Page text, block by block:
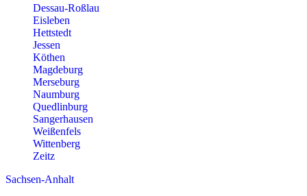
Dessau-Roßlau
Eisleben
Hettstedt
Jessen
Köthen
Magdeburg
Merseburg
Naumburg
Quedlinburg
Sangerhausen
Weißenfels
Wittenberg
Zeitz
Sachsen-Anhalt